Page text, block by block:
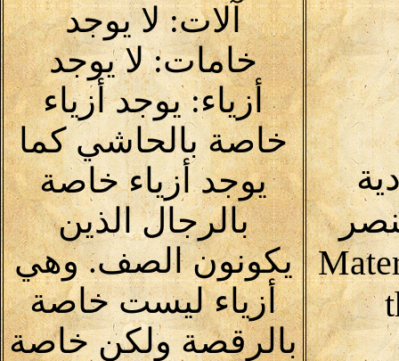
آلات: لا يوجد
خامات: لا يوجد
أزياء: يوجد أزياء
خاصة بالحاشي كما
يوجد أزياء خاصة
بالرجال الذين
يكونون الصف. وهي
أزياء ليست خاصة
بالرقصة ولكن خاصة